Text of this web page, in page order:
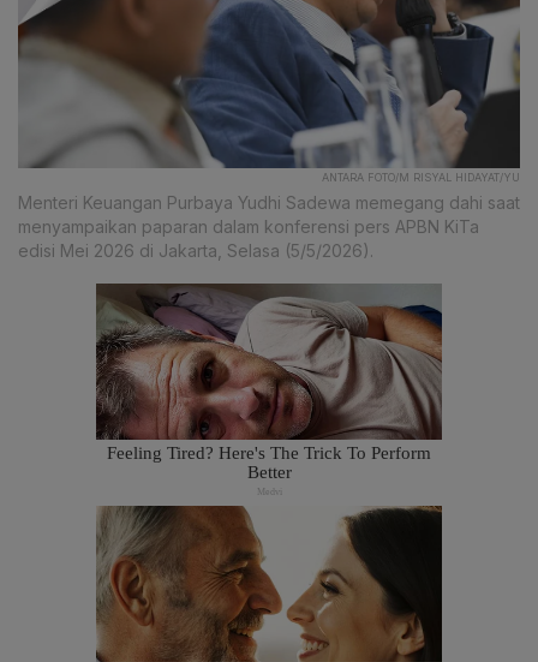
ANTARA FOTO/M RISYAL HIDAYAT/YU
Menteri Keuangan Purbaya Yudhi Sadewa memegang dahi saat
menyampaikan paparan dalam konferensi pers APBN KiTa
edisi Mei 2026 di Jakarta, Selasa (5/5/2026).